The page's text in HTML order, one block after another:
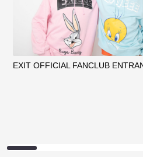
EXIT OFFICIAL FANCLUB